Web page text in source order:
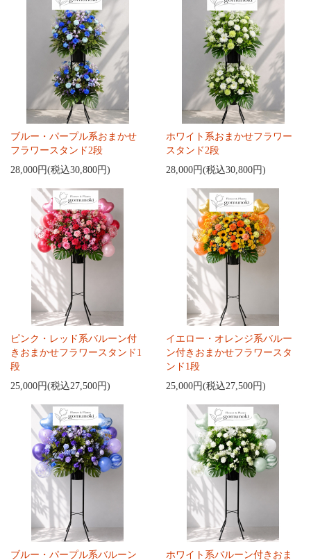
ブルー・パープル系おまかせ
フラワースタンド2段
28,000円(税込30,800円)
ホワイト系おまかせフラワー
スタンド2段
28,000円(税込30,800円)
ピンク・レッド系バルーン付
きおまかせフラワースタンド1
段
25,000円(税込27,500円)
イエロー・オレンジ系バルー
ン付きおまかせフラワースタ
ンド1段
25,000円(税込27,500円)
ブルー・パープル系バルーン ホワイト系バルーン付きおま